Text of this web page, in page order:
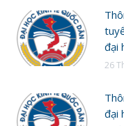
đại
26
đại